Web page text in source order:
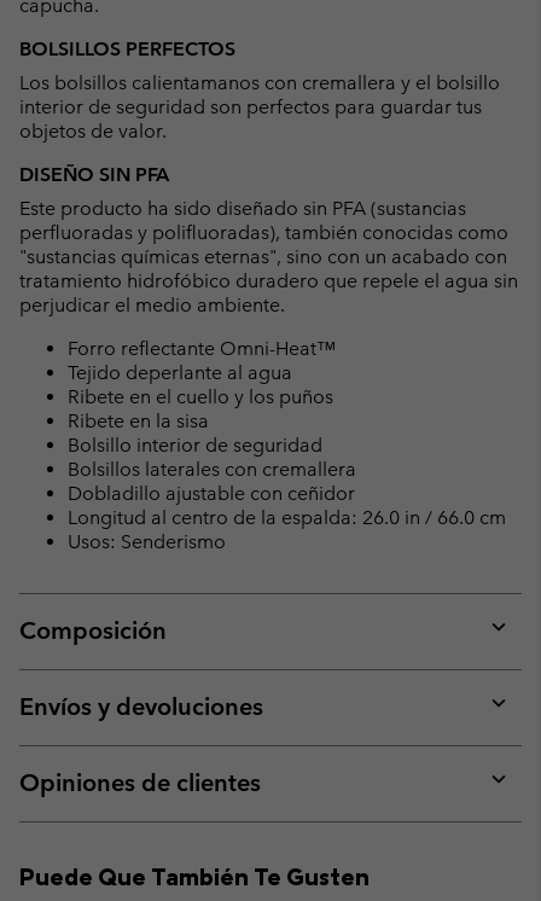
capucha.
BOLSILLOS PERFECTOS
Los bolsillos calientamanos con cremallera y el bolsillo
interior de seguridad son perfectos para guardar tus
objetos de valor.
DISEÑO SIN PFA
Este producto ha sido diseñado sin PFA (sustancias
perfluoradas y polifluoradas), también conocidas como
"sustancias químicas eternas", sino con un acabado con
tratamiento hidrofóbico duradero que repele el agua sin
perjudicar el medio ambiente.
Forro reflectante Omni-Heat™
Tejido deperlante al agua
Ribete en el cuello y los puños
Ribete en la sisa
Bolsillo interior de seguridad
Bolsillos laterales con cremallera
Dobladillo ajustable con ceñidor
Longitud al centro de la espalda: 26.0 in / 66.0 cm
Usos: Senderismo
Composición
or
Envíos y devoluciones
or
Opiniones de clientes
or
Puede Que También Te Gusten